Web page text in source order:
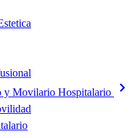
y Movilario Hospitalario